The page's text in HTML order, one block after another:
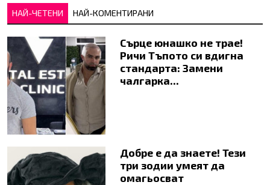
НАЙ-ЧЕТЕНИ НАЙ-КОМЕНТИРАНИ
Сърце юнашко не трае!
Ричи Тъпото си вдигна
стандарта: Замени
чалгарка...
Добре е да знаете! Тези
три зодии умеят да
омагьосват